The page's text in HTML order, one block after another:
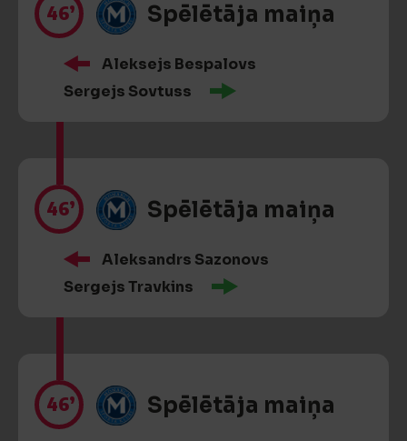
46’ Spēlētāja maiņa
Aleksejs Bespalovs
Sergejs Sovtuss
46’ Spēlētāja maiņa
Aleksandrs Sazonovs
Sergejs Travkins
46’ Spēlētāja maiņa